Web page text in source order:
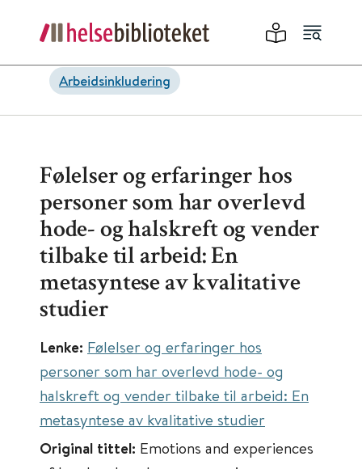
Arbeidsinkludering
Følelser og erfaringer hos
personer som har overlevd
hode- og halskreft og vender
tilbake til arbeid: En
metasyntese av kvalitative
studier
Lenke: Følelser og erfaringer hos
personer som har overlevd hode- og
halskreft og vender tilbake til arbeid: En
metasyntese av kvalitative studier
Original tittel: Emotions and experiences